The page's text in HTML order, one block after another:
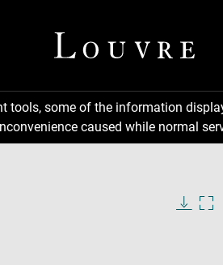
tools, some of the information
caused while normal